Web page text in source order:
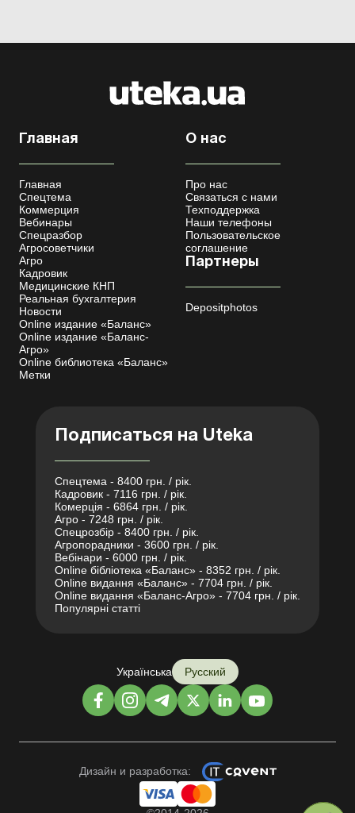
Главная
Главная
Спецтема
Коммерция
Вебинары
Спецразбор
Агросоветчики
Агро
Кадровик
Медицинские КНП
Реальная бухгалтерия
Новости
Online издание «Баланс»
Online издание «Баланс-
Агро»
Online библиотека «Баланс»
Метки
О нас
Про нас
Связаться с нами
Техподдержка
Наши телефоны
Пользовательское
соглашение
Партнеры
Depositphotos
Подписаться на Uteka
Спецтема - 8400 грн. / рік.
Кадровик - 7116 грн. / рік.
Комерція - 6864 грн. / рік.
Агро - 7248 грн. / рік.
Спецрозбір - 8400 грн. / рік.
Агропорадники - 3600 грн. / рік.
Вебінари - 6000 грн. / рік.
Online бібліотека «Баланс» - 8352 грн. / рік.
Online видання «Баланс» - 7704 грн. / рік.
Online видання «Баланс-Агро» - 7704 грн. / рік.
Популярні статті
Українська Русский
Дизайн и разработка: